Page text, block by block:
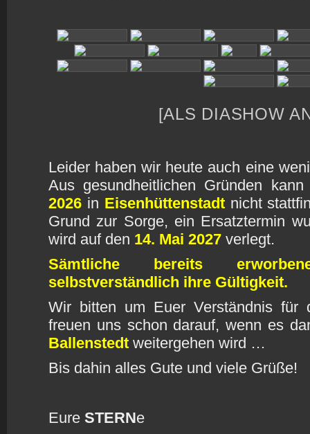
[ALS DIASHOW
Leider haben wir heute auch eine
Aus gesundheitlichen Gründen
2026 in Eisenhüttenstadtnicht
Grund zur Sorge, ein Ersatztermin
wird auf den 14. Mai 2027 verlegt.
Sämtliche bereits
selbstverständlich ihre Gültigkeit.
Wir bitten um Euer Verständnis für
freuen uns schon darauf, wenn es
Ballenstedt weitergehen wird …
Bis dahin alles Gute und viele Grüße!
Eure STERNe